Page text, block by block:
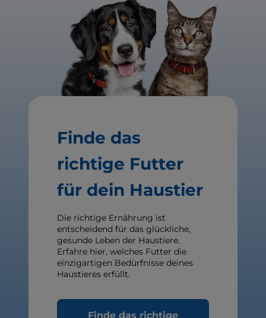
Finde das
richtige Futter
für dein Haustier
Die richtige Ernährung ist
entscheidend für das glückliche,
gesunde Leben der Haustiere.
Erfahre hier, welches Futter die
einzigartigen Bedürfnisse deines
Haustieres erfüllt.
Finde das richtige